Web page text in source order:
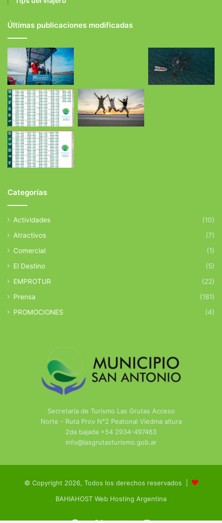
Últimas publicaciones modificadas
Categorías
Actividades
(10)
Atractivos
(7)
Comercial
(1)
El Destino
(5)
EMPROTUR
(22)
Prensa
(181)
PROMOCIONES
(4)
Secretaría de Turismo Las Grutas Acceso
Norte - Ruta Prov N°2 Peatonal Viedma altura
2da bajada +54 2934-497463
info@lasgrutasturismo.gob.ar
© Copyright 2026, Todos los derechos reservados |
BAHIAHOST Web Hosting Argentina